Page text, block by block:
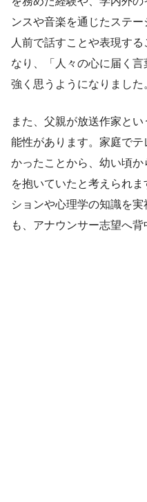
ンスや音楽を通じたステー
人前で話すことや表現す
なり、「人々の心に届く
強く思うようになりました
また、父親が放送作家と
能性があります。家庭で
かったことから、幼い頃
を抱いていたと考えられ
ションや心理学の知識を
も、アナウンサー志望へ背